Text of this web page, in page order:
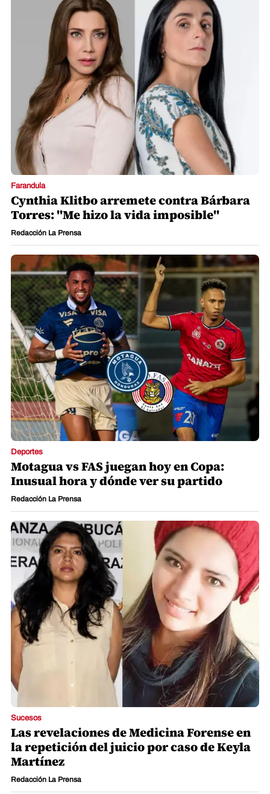
Farandula
Cynthia Klitbo arremete contra Bárbara
Torres: "Me hizo la vida imposible"
Redacción La Prensa
Deportes
Motagua vs FAS juegan hoy en Copa:
Inusual hora y dónde ver su partido
Redacción La Prensa
Sucesos
Las revelaciones de Medicina Forense en
la repetición del juicio por caso de Keyla
Martínez
Redacción La Prensa